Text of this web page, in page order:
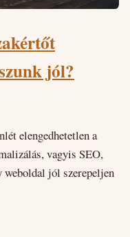
jól?
elengedhetetlen a
vagyis SEO,
weboldal jól szerepeljen